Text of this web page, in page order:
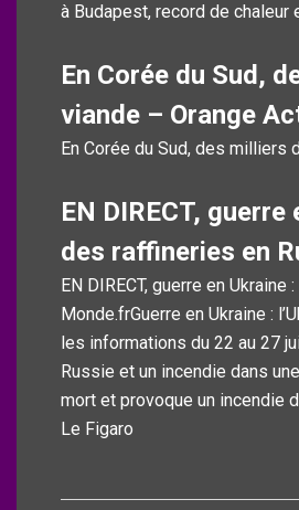
à Budapest, record de chaleur
En Corée du Sud,
viande – Orange
En Corée du Sud, des milliers
EN DIRECT,
des raffineries en
EN DIRECT, guerre en
Monde.frGuerre en Ukraine :
les informations du 22 au 27
Russie et un incendie dans
mort et provoque un incendie
Le Figaro